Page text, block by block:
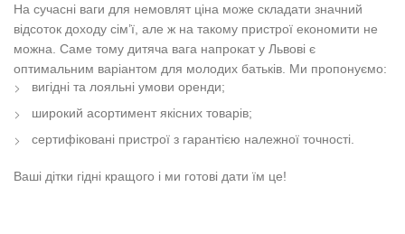
На сучасні ваги для немовлят ціна може складати значний
відсоток доходу сім’ї, але ж на такому пристрої економити не
можна. Саме тому дитяча вага напрокат у Львові є
оптимальним варіантом для молодих батьків. Ми пропонуємо:
вигідні та лояльні умови оренди;
широкий асортимент якісних товарів;
сертифіковані пристрої з гарантією належної точності.
Ваші дітки гідні кращого і ми готові дати їм це!